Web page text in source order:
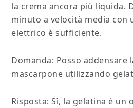
la crema ancora più liquida.
minuto a velocità media con
elettrico è sufficiente.
Domanda: Posso addensare
mascarpone utilizzando
Risposta: Sì, la gelatina è un